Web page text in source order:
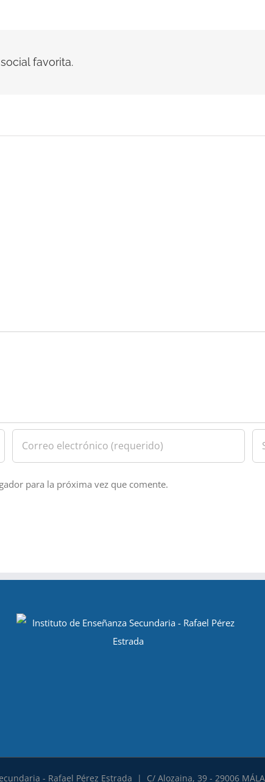
favorita.
para la próxima vez que comente.
- Rafael Pérez Estrada | C/ Alozaina, 39 - 29006